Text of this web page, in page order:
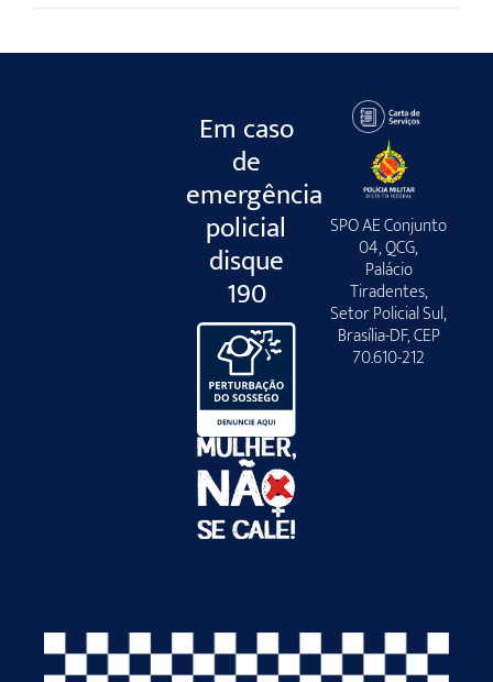
Em caso
de
emergência
policial
disque
190
SPO AE Conjunto
04, QCG,
Palácio
Tiradentes,
Setor Policial Sul,
Brasília-DF, CEP
70.610-212